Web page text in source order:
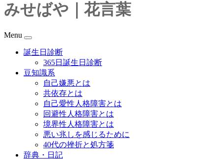
みせばや｜花言葉
Menu
誕生日診断
365日誕生日診断
豆知識系
自己嫌悪とは
共依存とは
自己愛性人格障害とは
回避性人格障害とは
境界性人格障害とは
悪い兆しを感じるために
40代の挫折と処方箋
辞典・日記